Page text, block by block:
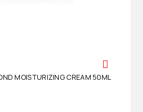
MOISTURIZING CREAM 50ML